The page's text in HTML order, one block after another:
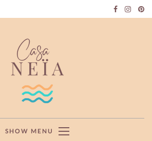
SHOW MENU